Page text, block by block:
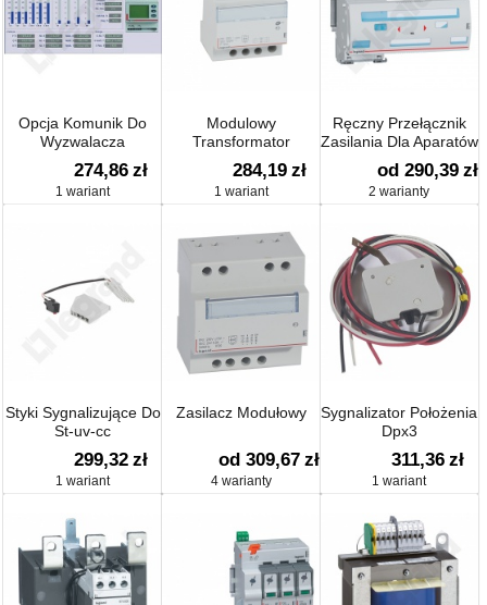
Opcja Komunik Do
Wyzwalacza
Elektronicznego Dmx3
274,86 zł
1 wariant
Modulowy
Transformator
Bezpieczeństwa Tr316
12/24 16va
284,19 zł
1 wariant
Ręczny Przełącznik
Zasilania Dla Aparatów
od 290,39 zł
2 warianty
Styki Sygnalizujące Do
St-uv-cc
299,32 zł
1 wariant
Zasilacz Modułowy
od 309,67 zł
4 warianty
Sygnalizator Położenia
Dpx3
Wysuwne/wtykowe
311,36 zł
1 wariant